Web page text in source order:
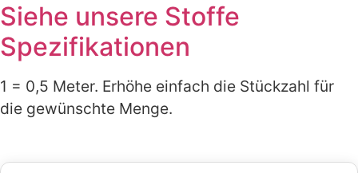
Siehe unsere Stoffe
Spezifikationen
1 = 0,5 Meter. Erhöhe einfach die Stückzahl für
die gewünschte Menge.